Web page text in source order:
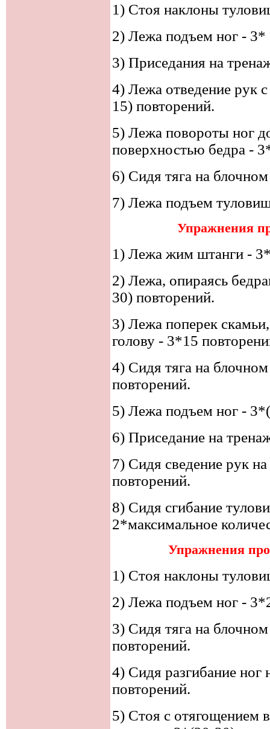
1) Стоя наклоны
2) Лежа подъем ног - 3*
3) Приседания на
4) Лежа отведение рук
15) повторений.
5) Лежа повороты ног
поверхностью бедра -
6) Сидя тяга на
7) Лежа подъем
Упражнения
1) Лежа жим штанги -
2) Лежа, опираясь
30) повторений.
3) Лежа поперек
голову - 3*15
4) Сидя тяга на
повторений.
5) Лежа подъем ног -
6) Приседание на
7) Сидя сведение рук
повторений.
8) Сидя сгибание
2*максимальное
Упражнения
1) Стоя наклоны
2) Лежа подъем ног -
3) Сидя тяга на
повторений.
4) Сидя разгибание
повторений.
5) Стоя с отягощением